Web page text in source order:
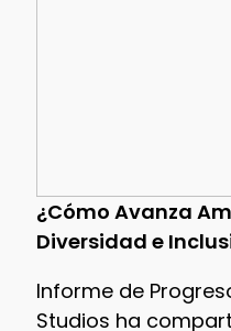
¿Cómo Avanza
Diversidad e
Informe de
Studios ha